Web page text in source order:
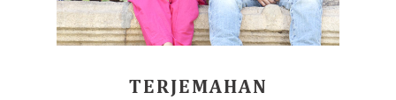
TERJEMAHAN